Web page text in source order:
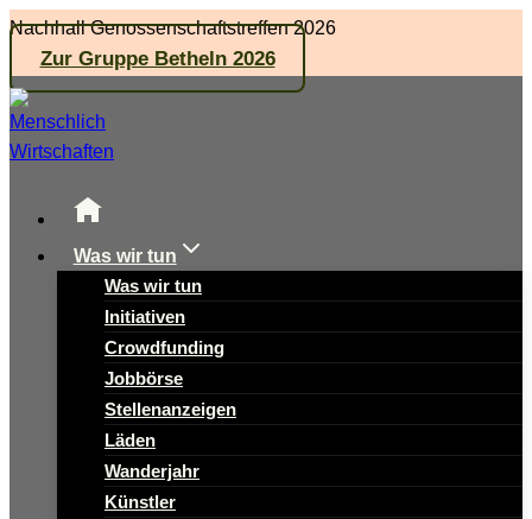
Zum
Inhalt
springen
Nachhall Genossenschaftstreffen 2026
Zur Gruppe Betheln 2026
Was wir tun
Was wir tun
Initiativen
Crowdfunding
Jobbörse
Stellenanzeigen
Läden
Wanderjahr
Künstler